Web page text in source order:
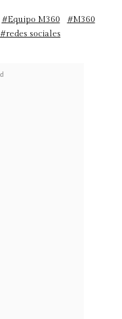
#Equipo M360
#M360
#redes sociales